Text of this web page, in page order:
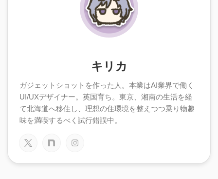
キリカ
ガジェットショットを作った人。本業はAI業界で働く
UI/UXデザイナー。英国育ち。東京、湘南の生活を経
て北海道へ移住し、理想の住環境を整えつつ乗り物趣
味を満喫するべく試行錯誤中。